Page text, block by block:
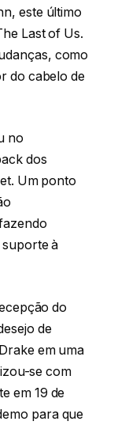
este último
Last of Us.
como
do cabelo de
no
dos
Um ponto
à
do
de
em uma
se com
em 19 de
para que